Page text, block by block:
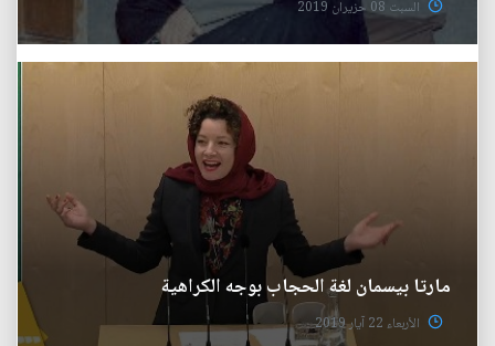
السبت 08 حزيران 2019
مارتا بيسمان لغة الحجاب بوجه الكراهية
الأربعاء 22 آيار 2019